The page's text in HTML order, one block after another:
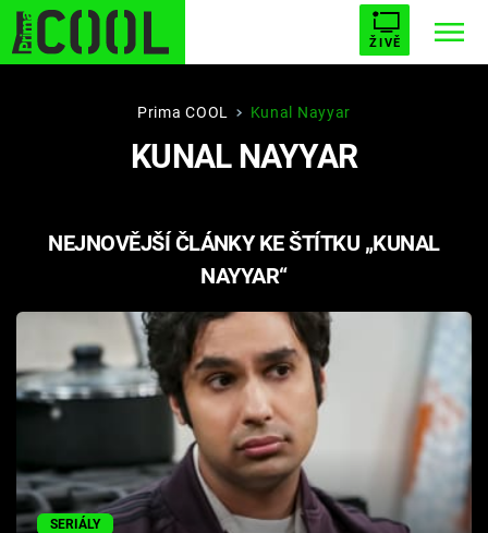
ŽIVĚ
STARHOUSE BUFFY, PŘEMOŽITELKA UPÍRŮ
PLNEJ KOTEL AVENGERS 5
Filmy
Seriály
Cool Esport
Prima COOL Kunal Nayyar
KUNAL NAYYAR
NEJNOVĚJŠÍ ČLÁNKY KE ŠTÍTKU „KUNAL
NAYYAR“
SERIÁLY